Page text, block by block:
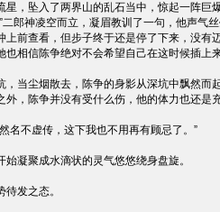
，坠入了两界山的乱石当中，惊起一阵巨
郎神凌空而立，凝眉教训了一句，他声气
前查看，但步子终于还是停了下来，没有迈
相信陈争绝对不会希望自己在这时候插上来
当尘烟散去，陈争的身影从深坑中飘然而起
，陈争并没有受什么伤，他的体力也还是充
名不虚传，这下我也不用再有顾忌了。”
凝聚成水滴状的灵气悠悠绕身盘旋。
发之态。